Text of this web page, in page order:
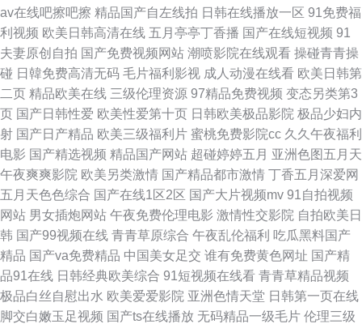
电影视频 丝袜后入在线 国产91视频3p 亚洲娱乐婷婷五月花 97成人韩影院
香蕉avav 狼人影院18 97日韩精选 五月天怡红院成人 91在线视频导航 微拍
福利91 欧美h版电影在线观看 白洁在线视频 国产原创中文在线 97人操免费
公开视频 五月天婷在线 黄色AV一级片 97久久在线 亚洲A性爱视频 萌白酱金
色黑丝 WWW色天使网站 伊人午夜激情 日韩在线论坛色欲AV 国产在线海角
97论坛视频播放 黑丝亚洲无码 AV青青草原 激情另类qvod 91成人淫淫一区
色色亚洲自拍 国产精品有码视频 91丝袜人妻 性福福利久久 老司机福利ae入
口 AV在线搬运工 怡红院综合网 一区二区福利导航在线 久久国产精久久精产
av在线吧擦吧擦 精品国产自左线拍 日韩在线播放一区 91免费福
利视频 欧美日韩高清在线 五月亭亭丁香播 国产在线短视频 91
夫妻原创自拍 国产免费视频网站 潮喷影院在线观看 操碰青青操
碰 日韓免费高清无码 毛片福利影视 成人动漫在线看 欧美日韩第
二页 精品欧美在线 三级伦理资源 97精品免费视频 变态另类第3
页 国产日韩性爱 欧美性爱第十页 日韩欧美极品影院 极品少妇内
射 国产日产精品 欧美三级福利片 蜜桃免费影院cc 久久午夜福利
电影 国产精选视频 精品国产网站 超碰婷婷五月 亚洲色图五月天
午夜爽爽影院 欧美另类激情 国产精品都市激情 丁香五月深爱网
五月天色色综合 国产在线1区2区 国产大片视频mv 91自拍视频
网站 男女插炮网站 午夜免费伦理电影 激情性交影院 自拍欧美日
韩 国产99视频在线 青青草原综合 午夜乱伦福利 吃瓜黑料国产
精品 国产va免费精品 中国美女足交 谁有免费黄色网址 国产精
品91在线 日韩经典欧美综合 91短视频在线看 青青草精品视频
极品白丝自慰出水 欧美爱爱影院 亚洲色情天堂 日韩第一页在线
脚交白嫩玉足视频 国产ts在线播放 无码精品一级毛片 伦理三级